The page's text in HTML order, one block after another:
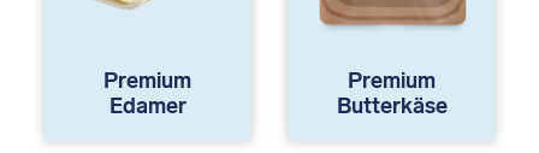
Premium
Edamer
Premium
Butterkäse